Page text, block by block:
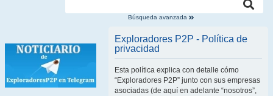
Búsqueda avanzada
Exploradores P2P - Política de
privacidad
Esta política explica con detalle cómo
“Exploradores P2P” junto con sus empresas
asociadas (de aquí en adelante “nosotros”,